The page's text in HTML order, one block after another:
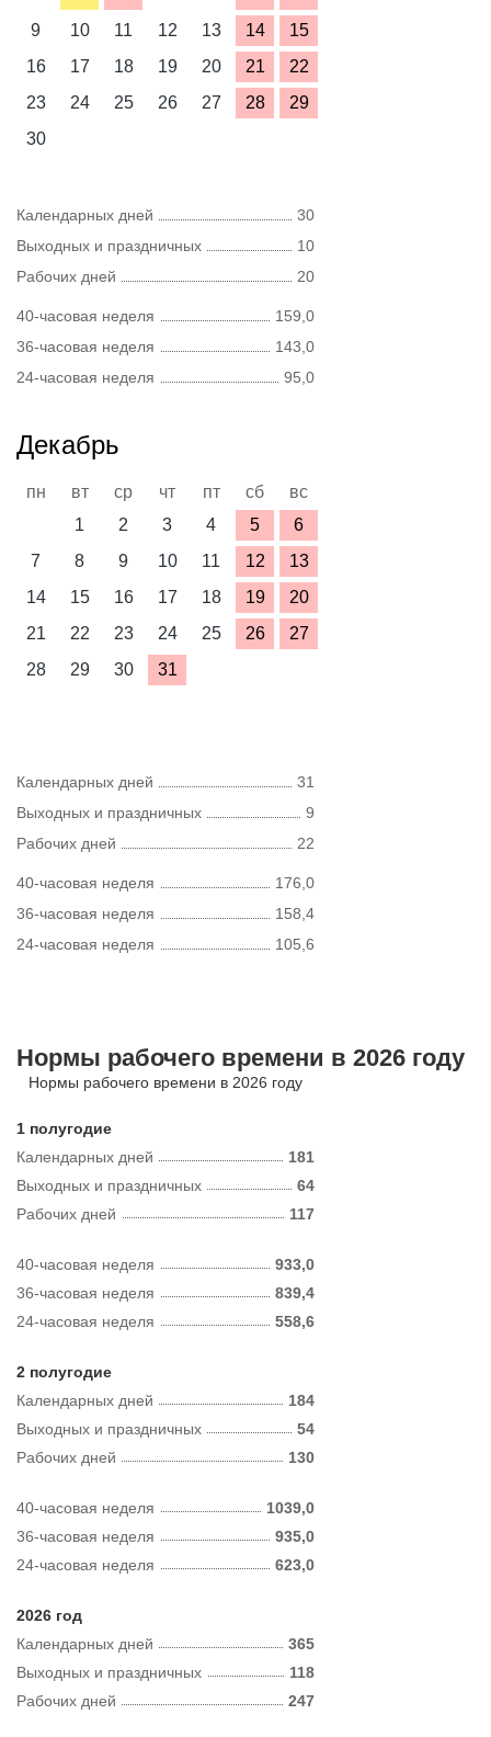
9
10 11 12 13 14
15
16
17 18 19 20 21
22
23
24 25 26 27 28
29
30
Календарных дней
30
Выходных и праздничных
10
Рабочих дней
20
40-часовая неделя
159,0
36-часовая неделя
143,0
24-часовая неделя
95,0
Декабрь
пн вт ср чт пт сб
вс
1
2 3 4 5
6
7
8 9 10 11 12
13
14
15 16 17 18 19
20
21
22 23 24 25 26
27
28
29 30 31
Календарных дней
31
Выходных и праздничных
9
Рабочих дней
22
40-часовая неделя
176,0
36-часовая неделя
158,4
24-часовая неделя
105,6
Нормы рабочего времени в 2026 году
Нормы рабочего времени в 2026 году
1 полугодие
Календарных дней
181
Рабочих дней 117
Выходных и праздничных 64
40-часовая неделя
933,0
36-часовая неделя
839,4
24-часовая неделя
558,6
2 полугодие
Календарных дней
184
Рабочих дней 130
Выходных и праздничных 54
40-часовая неделя
1039,0
36-часовая неделя
935,0
24-часовая неделя
623,0
2026 год
Календарных дней
365
Рабочих дней 247
Выходных и праздничных 118